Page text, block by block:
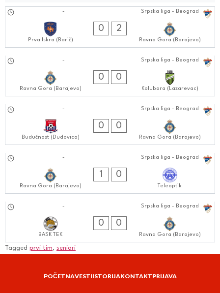
Srpska liga - Beograd
-
Prva Iskra (Barič)
0 2
Ravna Gora (Barajevo)
Srpska liga - Beograd
-
Ravna Gora (Barajevo)
0 0
Kolubara (Lazarevac)
Srpska liga - Beograd
-
Budućnost (Dudovica)
0 0
Ravna Gora (Barajevo)
Srpska liga - Beograd
-
Ravna Gora (Barajevo)
1 0
Teleoptik
Srpska liga - Beograd
-
BASK TEK
0 0
Ravna Gora (Barajevo)
Tagged prvi tim, seniori
POČETNAVESTIISTORIJAKONTAKTPRIJAVA